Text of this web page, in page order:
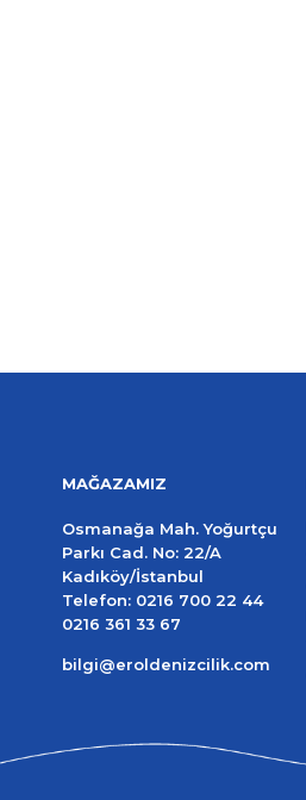
MAĞAZAMIZ
Osmanağa Mah. Yoğurtçu
Parkı Cad. No: 22/A
Kadıköy/İstanbul
Telefon: 0216 700 22 44
0216 361 33 67
bilgi@eroldenizcilik.com